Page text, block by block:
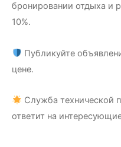
бронировании отдыха и
10%.
Публикуйте
цене.
Служба технической
ответит на